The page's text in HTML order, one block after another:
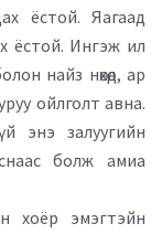
ёстой. Яагаад
ёстой. Ингэж ил
найз нөхөд, ар
ойлголт авна.
энэ залуугийн
болж амиа
хоёр эмэгтэйн